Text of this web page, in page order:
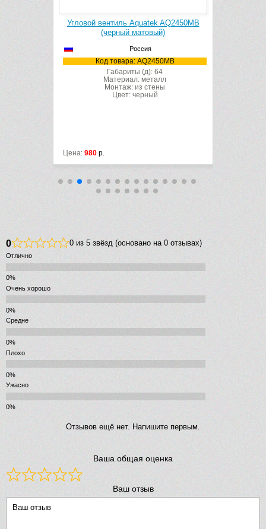
Угловой вентиль Aquatek AQ2450MB
(черный матовый)
Россия
Код товара: AQ2450MB
Габариты (д): 64
Материал: металл
Монтаж: из стены
Цвет: черный
Цена: 980 р.
0 0 из 5 звёзд (основано на 0 отзывах)
Отлично
Очень хорошо
Средне
Плохо
Ужасно
Отзывов ещё нет. Напишите первым.
Ваша общая оценка
Ваш отзыв